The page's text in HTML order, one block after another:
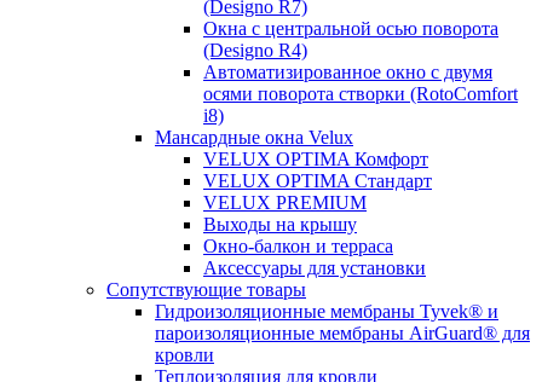
(Designo R7)
Окна с центральной осью поворота
(Designo R4)
Автоматизированное окно с двумя
осями поворота створки (RotoComfort
i8)
Мансардные окна Velux
VELUX OPTIMA Комфорт
VELUX OPTIMA Стандарт
VELUX PREMIUM
Выходы на крышу
Окно-балкон и терраса
Аксессуары для установки
Сопутствующие товары
Гидроизоляционные мембраны Tyvek® и
пароизоляционные мембраны AirGuard® для
кровли
Теплоизоляция для кровли